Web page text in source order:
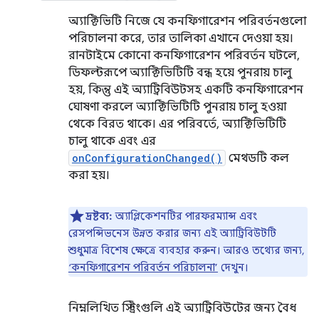
অ্যাক্টিভিটি নিজে যে কনফিগারেশন পরিবর্তনগুলো
পরিচালনা করে, তার তালিকা এখানে দেওয়া হয়।
রানটাইমে কোনো কনফিগারেশন পরিবর্তন ঘটলে,
ডিফল্টরূপে অ্যাক্টিভিটিটি বন্ধ হয়ে পুনরায় চালু
হয়, কিন্তু এই অ্যাট্রিবিউটসহ একটি কনফিগারেশন
ঘোষণা করলে অ্যাক্টিভিটিটি পুনরায় চালু হওয়া
থেকে বিরত থাকে। এর পরিবর্তে, অ্যাক্টিভিটিটি
চালু থাকে এবং এর
onConfigurationChanged() মেথডটি কল
করা হয়।
দ্রষ্টব্য: অ্যাপ্লিকেশনটির পারফরম্যান্স এবং
রেসপন্সিভনেস উন্নত করার জন্য এই অ্যাট্রিবিউটটি
শুধুমাত্র বিশেষ ক্ষেত্রে ব্যবহার করুন। আরও তথ্যের জন্য,
‘কনফিগারেশন পরিবর্তন পরিচালনা’ দেখুন।
নিম্নলিখিত স্ট্রিংগুলি এই অ্যাট্রিবিউটের জন্য বৈধ